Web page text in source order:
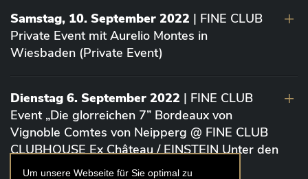
Um unsere Webseite für Sie optimal zu
Samstag, 10. September 2022 | FINE CLUB
Private Event mit Aurelio Montes in
Wiesbaden (Private Event)
Dienstag 6. September 2022 | FINE CLUB
Event „Die glorreichen 7” Bordeaux von
Vignoble Comtes von Neipperg @ FINE CLUB
CLUBHOUSE Ex Château / EINSTEIN Unter den
Linden (Berlin)